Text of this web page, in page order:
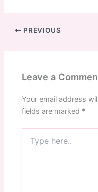
PREVIOUS
Leave a
Your email address
fields are marked *
here..